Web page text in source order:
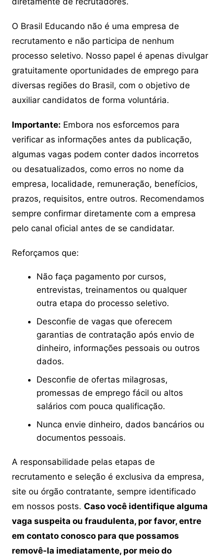
O Brasil Educando não é uma empresa de
recrutamento e não participa de nenhum
processo seletivo. Nosso papel é apenas divulgar
gratuitamente oportunidades de emprego para
diversas regiões do Brasil, com o objetivo de
auxiliar candidatos de forma voluntária.
Importante: Embora nos esforcemos para
verificar as informações antes da publicação,
algumas vagas podem conter dados incorretos
ou desatualizados, como erros no nome da
empresa, localidade, remuneração, benefícios,
prazos, requisitos, entre outros. Recomendamos
sempre confirmar diretamente com a empresa
pelo canal oficial antes de se candidatar.
Reforçamos que:
Não faça pagamento por cursos,
entrevistas, treinamentos ou qualquer
outra etapa do processo seletivo.
Desconfie de vagas que oferecem
garantias de contratação após envio de
dinheiro, informações pessoais ou outros
dados.
Desconfie de ofertas milagrosas,
promessas de emprego fácil ou altos
salários com pouca qualificação.
Nunca envie dinheiro, dados bancários ou
documentos pessoais.
A responsabilidade pelas etapas de
recrutamento e seleção é exclusiva da empresa,
site ou órgão contratante, sempre identificado
em nossos posts. Caso você identifique alguma
vaga suspeita ou fraudulenta, por favor, entre
em contato conosco para que possamos
removê-la imediatamente, por meio do